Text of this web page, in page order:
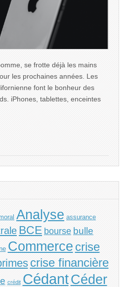
se frotte déjà les mains
les prochaines années. Les
font le bonheur des
iPhones, tablettes, enceintes
Analyse assurance
BCE bourse bulle
Commerce crise
crise financière
crédit CédantCéder